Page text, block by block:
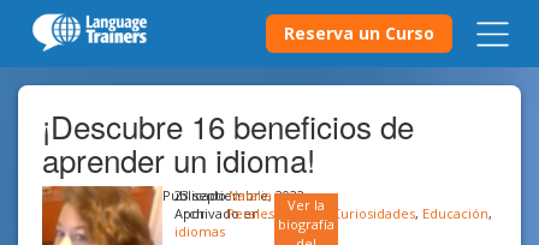
Reserva un Curso
¡Descubre 16 beneficios de
aprender un idioma!
Publicado
por
Natalia
Perales
Ver la
biografía
23 septiembre, 2022
Archivado en …
Cultura Curiosidades, Educación,
idiomas